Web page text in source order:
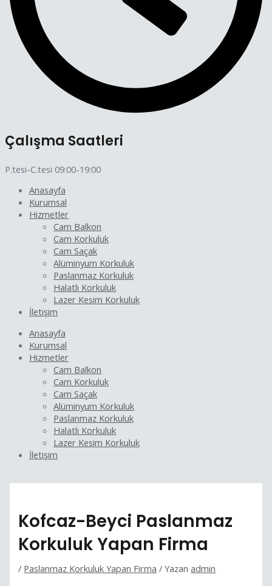
Çalışma Saatleri
P.tesi-C.tesi 09:00-19:00
Anasayfa
Kurumsal
Hizmetler
Cam Balkon
Cam Korkuluk
Cam Saçak
Alüminyum Korkuluk
Paslanmaz Korkuluk
Halatlı Korkuluk
Lazer Kesim Korkuluk
İletişim
Anasayfa
Kurumsal
Hizmetler
Cam Balkon
Cam Korkuluk
Cam Saçak
Alüminyum Korkuluk
Paslanmaz Korkuluk
Halatlı Korkuluk
Lazer Kesim Korkuluk
İletişim
Kofcaz-Beyci Paslanmaz
Korkuluk Yapan Firma
/ Paslanmaz Korkuluk Yapan Firma / Yazan admin